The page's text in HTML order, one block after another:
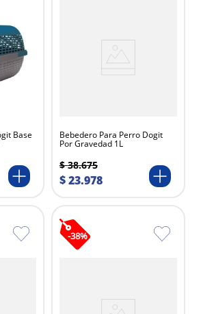
Base Bebedero Para Perro Dogit
Por Gravedad 1L
$ 38.675
$23.978
-38%